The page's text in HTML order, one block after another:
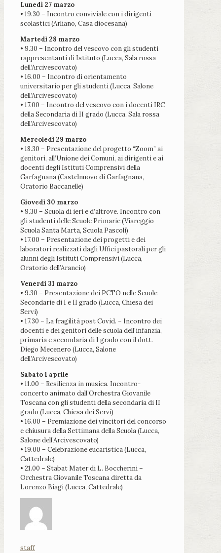
Lunedì 27 marzo
• 19.30 – Incontro conviviale con i dirigenti
scolastici (Arliano, Casa diocesana)
Martedì 28 marzo
• 9.30 – Incontro del vescovo con gli studenti
rappresentanti di Istituto (Lucca, Sala rossa
dell’Arcivescovato)
• 16.00 – Incontro di orientamento
universitario per gli studenti (Lucca, Salone
dell’Arcivescovato)
• 17.00 – Incontro del vescovo con i docenti IRC
della Secondaria di II grado (Lucca, Sala rossa
dell’Arcivescovato)
Mercoledì 29 marzo
• 18.30 – Presentazione del progetto “Zoom” ai
genitori, all’Unione dei Comuni, ai dirigenti e ai
docenti degli Istituti Comprensivi della
Garfagnana (Castelnuovo di Garfagnana,
Oratorio Baccanelle)
Giovedì 30 marzo
• 9.30 – Scuola di ieri e d’altrove. Incontro con
gli studenti delle Scuole Primarie (Viareggio
Scuola Santa Marta, Scuola Pascoli)
• 17.00 – Presentazione dei progetti e dei
laboratori realizzati dagli Uffici pastorali per gli
alunni degli Istituti Comprensivi (Lucca,
Oratorio dell’Arancio)
Venerdì 31 marzo
• 9.30 – Presentazione dei PCTO nelle Scuole
Secondarie di I e II grado (Lucca, Chiesa dei
Servi)
• 17.30 – La fragilità post Covid. – Incontro dei
docenti e dei genitori delle scuola dell’infanzia,
primaria e secondaria di I grado con il dott.
Diego Mecenero (Lucca, Salone
dell’Arcivescovato)
Sabato 1 aprile
• 11.00 – Resilienza in musica. Incontro-
concerto animato dall’Orchestra Giovanile
Toscana con gli studenti della secondaria di II
grado (Lucca, Chiesa dei Servi)
• 16.00 – Premiazione dei vincitori del concorso
e chiusura della Settimana della Scuola (Lucca,
Salone dell’Arcivescovato)
• 19.00 – Celebrazione eucaristica (Lucca,
Cattedrale)
• 21.00 – Stabat Mater di L. Boccherini –
Orchestra Giovanile Toscana diretta da
Lorenzo Biagi (Lucca, Cattedrale)
staff